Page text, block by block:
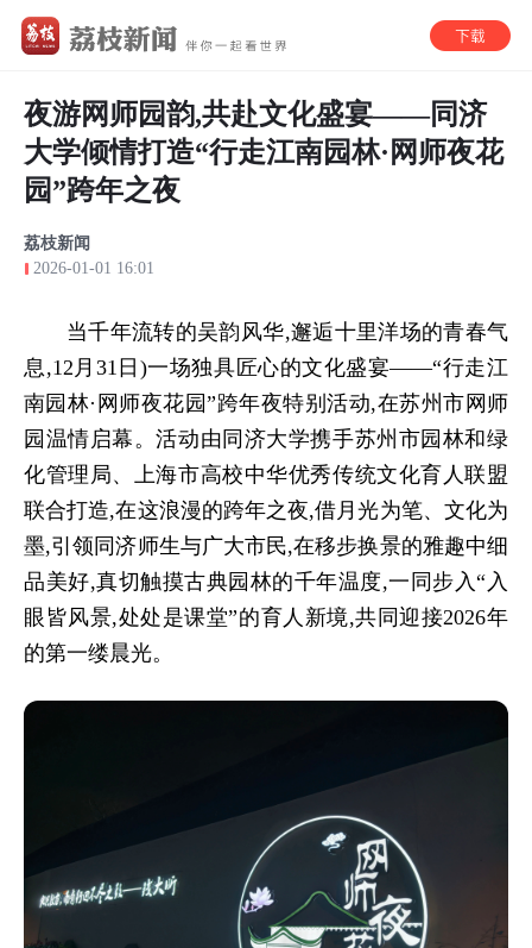
夜游网师园韵,共赴文化盛宴——同济
大学倾情打造“行走江南园林·网师夜花
园”跨年之夜
荔枝新闻
2026-01-01 16:01
当千年流转的吴韵风华,邂逅十里洋场的青春气
息,12月31日)一场独具匠心的文化盛宴——“行走江
南园林·网师夜花园”跨年夜特别活动,在苏州市网师
园温情启幕。活动由同济大学携手苏州市园林和绿
化管理局、上海市高校中华优秀传统文化育人联盟
联合打造,在这浪漫的跨年之夜,借月光为笔、文化为
墨,引领同济师生与广大市民,在移步换景的雅趣中细
品美好,真切触摸古典园林的千年温度,一同步入“入
眼皆风景,处处是课堂”的育人新境,共同迎接2026年
的第一缕晨光。